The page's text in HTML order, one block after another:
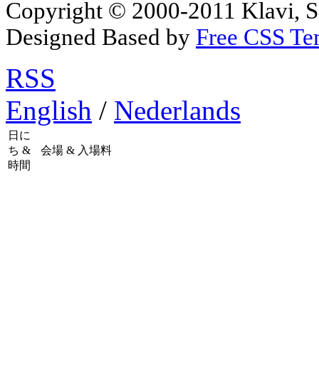
Copyright © 2000-2011 Klavi,
Designed Based by Free CSS
RSS
English / Nederlands
日に
ち &
時間
会場 & 入場料